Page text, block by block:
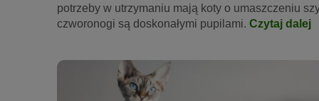
potrzeby w utrzymaniu mają koty o umaszczeniu
czworonogi są doskonałymi pupilami. Czytaj dalej